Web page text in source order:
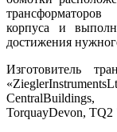
корпуса и
достижения
Изготовитель
«ZieglerInstrument
CentralBuildings,
TorquayDevon, TQ2